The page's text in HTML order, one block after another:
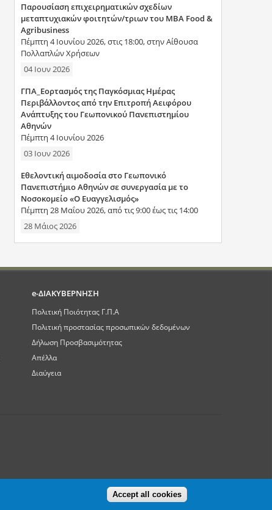
Παρουσίαση επιχειρηματικών σχεδίων
μεταπτυχιακών φοιτητών/τριων του MBA Food &
Agribusiness
Πέμπτη 4 Ιουνίου 2026, στις 18:00, στην Αίθουσα
Πολλαπλών Χρήσεων
04 Ιουν 2026
ΓΠΑ_Εορτασμός της Παγκόσμιας Ημέρας
Περιβάλλοντος από την Επιτροπή Αειφόρου
Ανάπτυξης του Γεωπονικού Πανεπιστημίου
Αθηνών
Πέμπτη 4 Ιουνίου 2026
03 Ιουν 2026
Εθελοντική αιμοδοσία στο Γεωπονικό
Πανεπιστήμιο Αθηνών σε συνεργασία με το
Νοσοκομείο «Ο Ευαγγελισμός»
Πέμπτη 28 Μαΐου 2026, από τις 9:00 έως τις 14:00
28 Μάιος 2026
e-ΔΙΑΚΥΒΕΡΝΗΣΗ
Πολιτική Ποιότητας Γ.Π.Α
Πολιτική προστασίας προσωπικών δεδομένων
Δήλωση Προσβασιμότητας
Απέλλα
Διαύγεια
Accept all cookies